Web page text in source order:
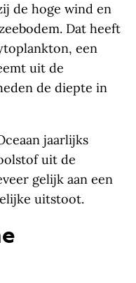
de hoge wind en
Dat heeft
een
uit de
de diepte in
jaarlijks
uit de
gelijk aan een
uitstoot.